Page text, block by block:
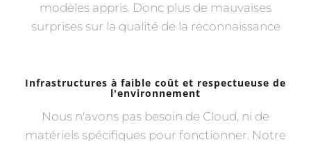
modèles appris. Donc plus de mauvaises
surprises sur la qualité de la reconnaissance
Infrastructures à faible coût et respectueuse de
l'environnement
Nous n'avons pas besoin de Cloud, ni de
matériels spécifiques pour fonctionner. Notre